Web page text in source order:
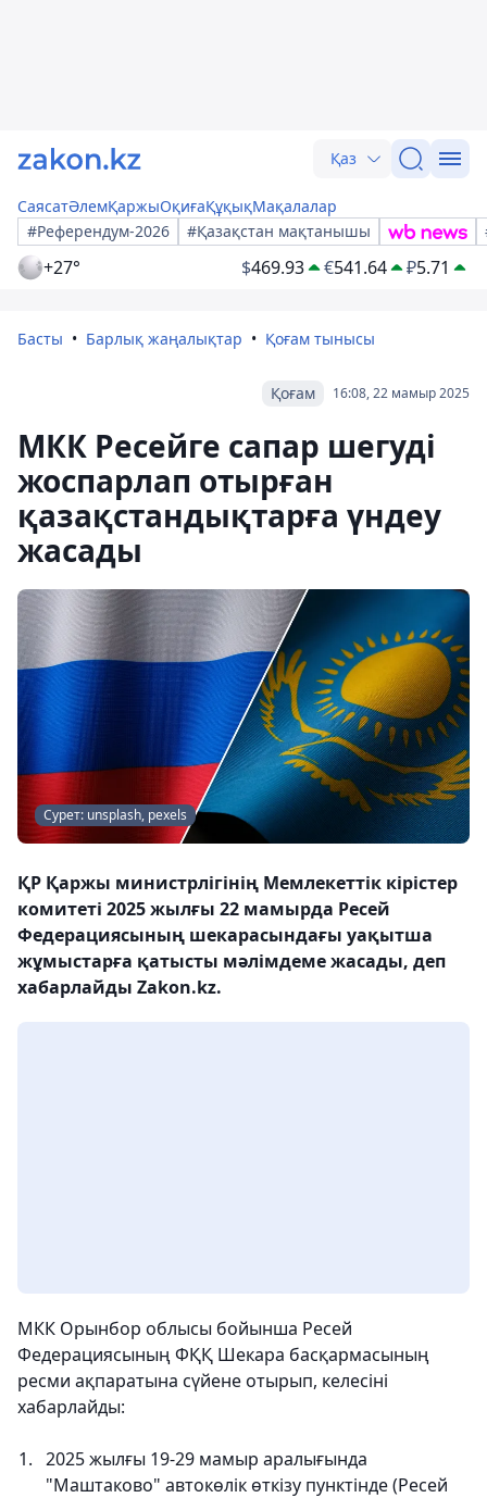
Қаз
СаясатӘлемҚаржыОқиғаҚұқықМақалалар
#Референдум-2026
#Қазақстан мақтанышы
+27° $469.93 €541.64 ₽5.71
Басты Барлық жаңалықтар Қоғам тынысы
16:08, 22 мамыр 2025
Қоғам
МКК Ресейге сапар шегуді
жоспарлап отырған
қазақстандықтарға үндеу
жасады
Сурет: unsplash, pexels
ҚР Қаржы министрлігінің Мемлекеттік кірістер
комитеті 2025 жылғы 22 мамырда Ресей
Федерациясының шекарасындағы уақытша
жұмыстарға қатысты мәлімдеме жасады, деп
хабарлайды Zakon.kz.
МКК Орынбор облысы бойынша Ресей
Федерациясының ФҚҚ Шекара басқармасының
ресми ақпаратына сүйене отырып, келесіні
хабарлайды:
2025 жылғы 19-29 мамыр аралығында
"Маштаково" автокөлік өткізу пунктінде (Ресей